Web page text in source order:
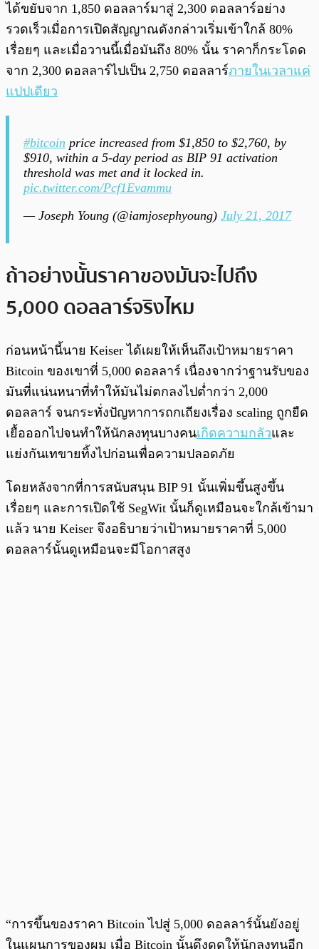
ได้ขยับจาก 1,850 ดอลลาร์มาสู่ 2,300 ดอลลาร์อย่าง
รวดเร็วเมื่อการเปิดสัญญาณดังกล่าวเริ่มเข้าใกล้ 80%
เรื่อยๆ และเมื่อวานนี้เมื่อมันถึง 80% นั้น ราคาก็กระโดด
จาก 2,300 ดอลลาร์ไปเป็น 2,750 ดอลลาร์ภายในเวลาแค่
แปปเดียว
#bitcoin price increased from $1,850 to $2,760, by
$910, within a 5-day period as BIP 91 activation
threshold was met and it locked in.
pic.twitter.com/Pcf1Evammu
— Joseph Young (@iamjosephyoung) July 21, 2017
ถ้าอย่างนั้นราคาของมันจะไปถึง
5,000 ดอลลาร์จริงไหม
ก่อนหน้านี้นาย Keiser ได้เผยให้เห็นถึงเป้าหมายราคา
Bitcoin ของเขาที่ 5,000 ดอลลาร์ เนื่องจากว่าฐานรับของ
มันที่แน่นหนาที่ทำให้มันไม่ตกลงไปต่ำกว่า 2,000
ดอลลาร์ จนกระทั่งปัญหาการถกเถียงเรื่อง scaling ถูกยืด
เยื้อออกไปจนทำให้นักลงทุนบางคนเกิดความกลัวและ
แย่งกันเทขายทิ้งไปก่อนเพื่อความปลอดภัย
โดยหลังจากที่การสนับสนุน BIP 91 นั้นเพิ่มขึ้นสูงขึ้น
เรื่อยๆ และการเปิดใช้ SegWit นั้นก็ดูเหมือนจะใกล้เข้ามา
แล้ว นาย Keiser จึงอธิบายว่าเป้าหมายราคาที่ 5,000
ดอลลาร์นั้นดูเหมือนจะมีโอกาสสูง
“การขึ้นของราคา Bitcoin ไปสู่ 5,000 ดอลลาร์นั้นยังอยู่
ในแผนการของผม เมื่อ Bitcoin นั้นดึงดูดให้นักลงทุนอีก